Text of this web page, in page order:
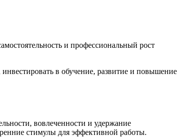
и профессиональный рост
в обучение, развитие и повышение
вовлеченности и удержание
стимулы для эффективной работы.